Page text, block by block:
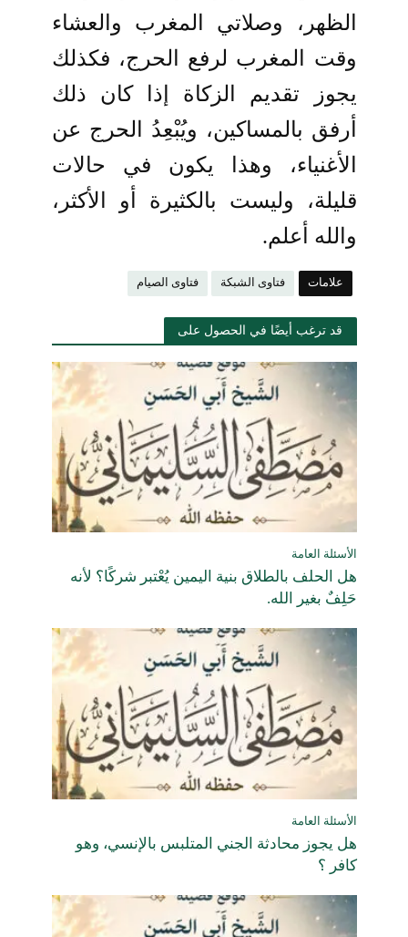
الظهر، وصلاتي المغرب والعشاء
وقت المغرب لرفع الحرج، فكذلك
يجوز تقديم الزكاة إذا كان ذلك
أرفق بالمساكين، ويُبْعِدُ الحرج عن
الأغنياء، وهذا يكون في حالات
قليلة، وليست بالكثيرة أو الأكثر،
والله أعلم.
علامات فتاوى الشبكة فتاوى الصيام
قد ترغب أيضًا في الحصول على
الأسئلة العامة
هل الحلف بالطلاق بنية اليمين يُعْتبر شركًا؟ لأنه
حَلِفٌ بغير الله.
الأسئلة العامة
هل يجوز محادثة الجني المتلبس بالإنسي، وهو
كافر ؟